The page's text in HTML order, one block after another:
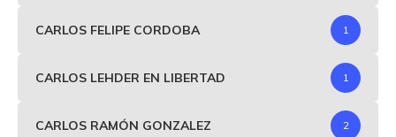
CARLOS FELIPE CORDOBA 1
CARLOS LEHDER EN LIBERTAD 1
CARLOS RAMÓN GONZALEZ 2